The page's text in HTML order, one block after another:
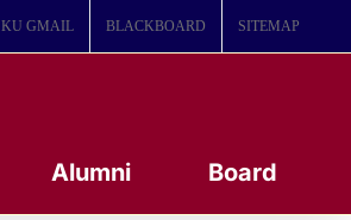
KU GMAIL BLACKBOARD SITEMAP
Alumni Board